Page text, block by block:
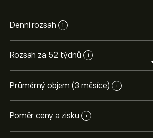
Denní rozsah i
Rozsah za 52 týdnů i
Průměrný objem (3 měsíce) i
Poměr ceny a zisku i